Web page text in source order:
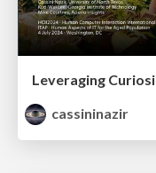
cassininazir